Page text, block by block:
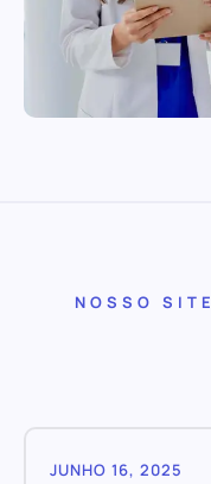
NOSSO SITE
JUNHO 16, 2025